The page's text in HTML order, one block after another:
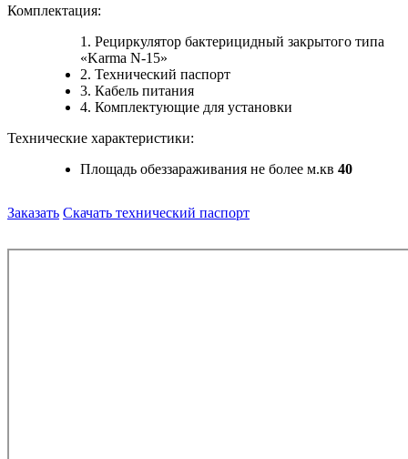
Комплектация:
1. Рециркулятор бактерицидный закрытого типа
«Karma N-15»
2. Технический паспорт
3. Кабель питания
4. Комплектующие для установки
Технические характеристики:
Площадь обеззараживания не более м.кв 40
Заказать Скачать технический паспорт